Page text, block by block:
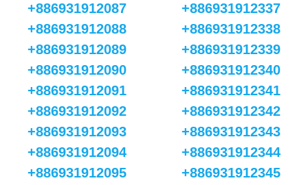
+886931912087
+886931912088
+886931912089
+886931912090
+886931912091
+886931912092
+886931912093
+886931912094
+886931912095
+886931912337
+886931912338
+886931912339
+886931912340
+886931912341
+886931912342
+886931912343
+886931912344
+886931912345